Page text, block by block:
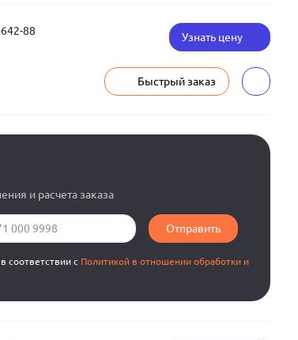
88 Узнать цену
Быстрый заказ
и расчета заказа
Отправить
соответствии с Политикой в отношении обработки и